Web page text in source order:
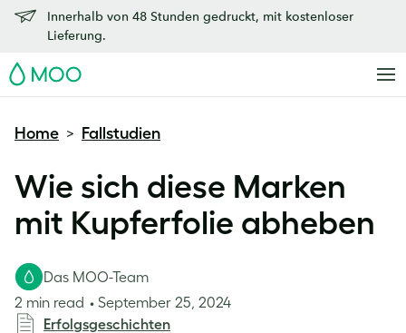
Innerhalb von 48 Stunden gedruckt, mit kostenloser
Lieferung.
MOO
Home > Fallstudien
Wie sich diese Marken
mit Kupferfolie abheben
Das MOO-Team
2 min read
September 25, 2024
Erfolgsgeschichten